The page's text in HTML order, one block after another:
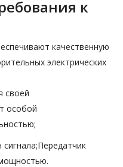
к
качественную
электрических
своей
особой